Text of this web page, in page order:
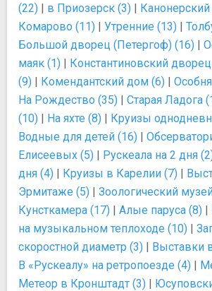
(22) | в Приозерск (3) |
Комарово (11) | Утренние (13) |
Большой дворец (Петергоф) (16) |
маяк (1) | Константиновский
(9) | Комендантский дом (6) |
На Рождество (35) | Старая Ладога
(10) | На яхте (8) | Круизы
Водные для детей (16) |
Елисеевых (5) | Рускеала на 2 дня
дня (4) | Круизы в Карелии (7) |
Эрмитаже (5) | Зоологический
Кунсткамера (17) | Алые паруса (8) |
на музыкальном теплоходе (10) |
скоростной диаметр (3) | Выставки
В «Рускеалу» на ретропоезде (4) |
Метеор в Кронштадт (3) |